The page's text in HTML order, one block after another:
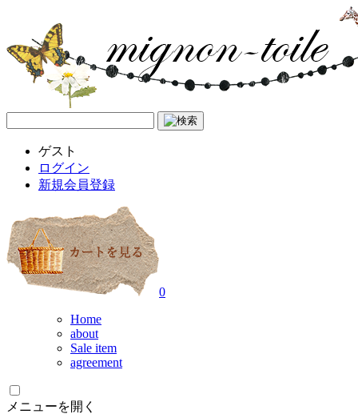
ゲスト
ログイン
新規会員登録
0
Home
about
Sale item
agreement
メニューを開く